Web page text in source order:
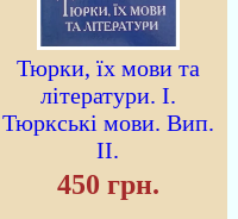
Тюрки, їх мови та
літератури. I.
Тюркські мови. Вип.
II.
450 грн.